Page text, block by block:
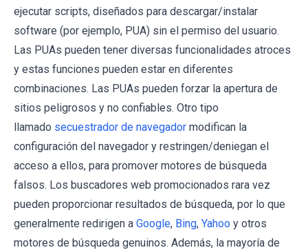
ejecutar scripts, diseñados para descargar/instalar
software (por ejemplo, PUA) sin el permiso del usuario.
Las PUAs pueden tener diversas funcionalidades atroces
y estas funciones pueden estar en diferentes
combinaciones. Las PUAs pueden forzar la apertura de
sitios peligrosos y no confiables. Otro tipo
llamado secuestrador de navegador modifican la
configuración del navegador y restringen/deniegan el
acceso a ellos, para promover motores de búsqueda
falsos. Los buscadores web promocionados rara vez
pueden proporcionar resultados de búsqueda, por lo que
generalmente redirigen a Google, Bing, Yahoo y otros
motores de búsqueda genuinos. Además, la mayoría de